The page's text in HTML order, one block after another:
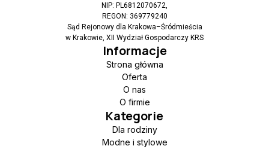
NIP: PL6812070672,
REGON: 369779240
Sąd Rejonowy dla Krakowa–Śródmieścia
w Krakowie, XII Wydział Gospodarczy KRS
Informacje
Strona główna
Oferta
O nas
O firmie
Kategorie
Dla rodziny
Modne i stylowe